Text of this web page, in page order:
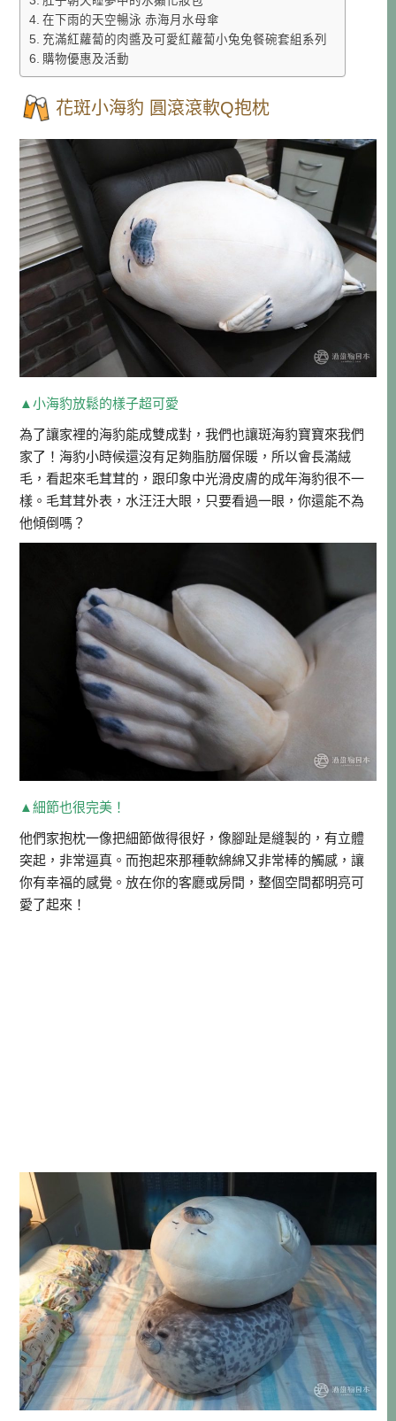
在下雨的天空暢泳 赤海月水母傘
充滿紅蘿蔔的肉醬及可愛紅蘿蔔小兔兔餐碗套組系列
購物優惠及活動
花斑小海豹 圓滾滾軟Q抱枕
▲小海豹放鬆的樣子超可愛
為了讓家裡的海豹能成雙成對，我們也讓斑海豹寶寶來我們
家了！海豹小時候還沒有足夠脂肪層保暖，所以會長滿絨
毛，看起來毛茸茸的，跟印象中光滑皮膚的成年海豹很不一
樣。毛茸茸外表，水汪汪大眼，只要看過一眼，你還能不為
他傾倒嗎？
▲細節也很完美！
他們家抱枕一像把細節做得很好，像腳趾是縫製的，有立體
突起，非常逼真。而抱起來那種軟綿綿又非常棒的觸感，讓
你有幸福的感覺。放在你的客廳或房間，整個空間都明亮可
愛了起來！